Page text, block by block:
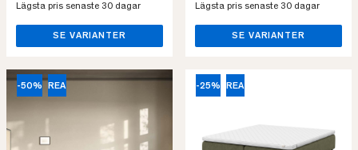
Lägsta pris senaste 30 dagar
SE VARIANTER
Lägsta pris senaste 30 dagar
SE VARIANTER
-50% REA -25% REA